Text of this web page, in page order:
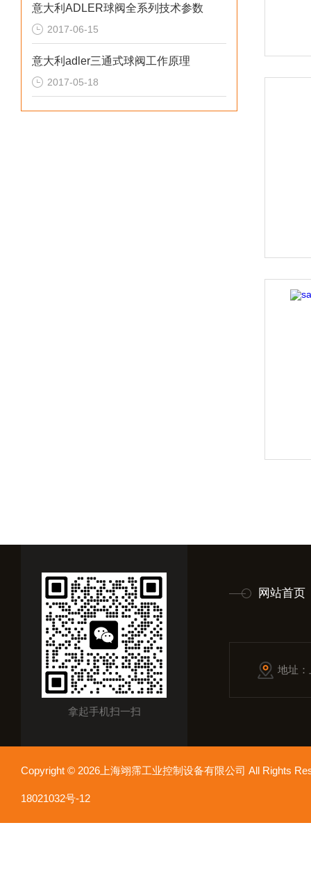
意大利ADLER球阀全系列技术参数
2017-06-15
意大利adler三通式球阀工作原理
2017-05-18
拿起手机扫一扫
网站首页
地址
Copyright © 2026上海翊霈工业控制设备有限公司 All Rights
18021032号-12